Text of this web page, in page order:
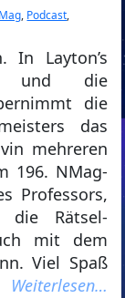
, Podcast,
In Layton’s
und die
die
das
mehreren
196. NMag-
Professors,
Rätsel-
mit dem
Viel Spaß
Weiterlesen…